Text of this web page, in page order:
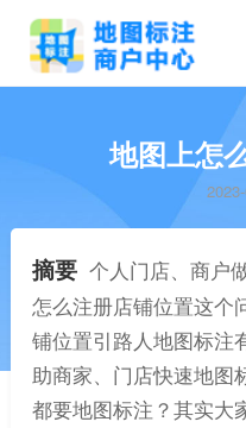
地图上怎
摘要 个人门店、商户
怎么注册店铺位置这个
铺位置引路人地图标注
助商家、门店快速地图
都要地图标注？其实大